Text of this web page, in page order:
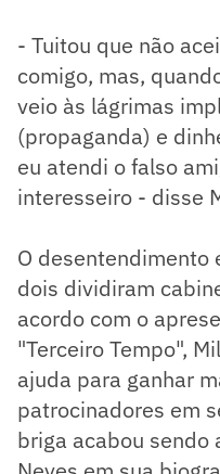
- Tuitou que não
comigo, mas,
veio às lágrimas
(propaganda) e
eu atendi o falso
interesseiro - disse
O desentendimento
dois dividiram
acordo com o
"Terceiro Tempo",
ajuda para ganhar
patrocinadores em
briga acabou sendo